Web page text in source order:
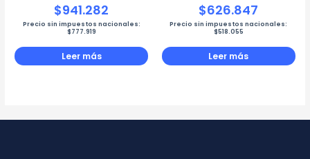
$941.282
Precio sin impuestos nacionales:
$777.919
Leer más
$626.847
Precio sin impuestos nacionales:
$518.055
Leer más